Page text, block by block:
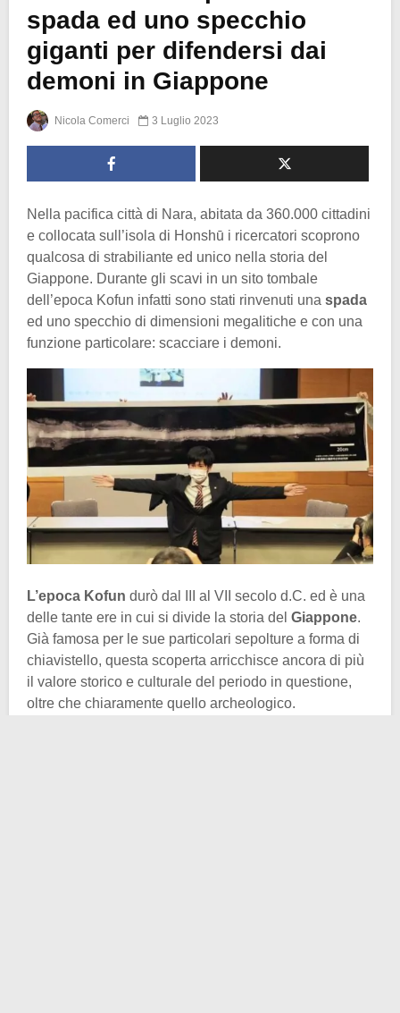
spada ed uno specchio
giganti per difendersi dai
demoni in Giappone
Nicola Comerci 3 Luglio 2023
Nella pacifica città di Nara, abitata da 360.000 cittadini
e collocata sull’isola di Honshū i ricercatori scoprono
qualcosa di strabiliante ed unico nella storia del
Giappone. Durante gli scavi in un sito tombale
dell’epoca Kofun infatti sono stati rinvenuti una spada
ed uno specchio di dimensioni megalitiche e con una
funzione particolare: scacciare i demoni.
L’epoca Kofun durò dal III al VII secolo d.C. ed è una
delle tante ere in cui si divide la storia del Giappone.
Già famosa per le sue particolari sepolture a forma di
chiavistello, questa scoperta arricchisce ancora di più
il valore storico e culturale del periodo in questione,
oltre che chiaramente quello archeologico.